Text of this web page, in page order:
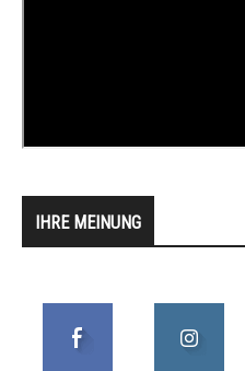
IHRE MEINUNG